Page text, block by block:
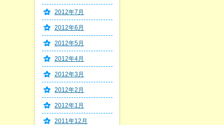
2012年7月
2012年6月
2012年5月
2012年4月
2012年3月
2012年2月
2012年1月
2011年12月